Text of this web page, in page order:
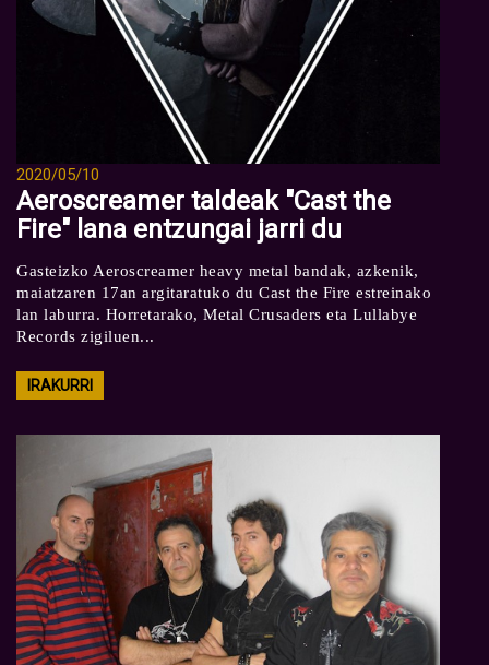
2020/05/10
Aeroscreamer taldeak "Cast the
Fire" lana entzungai jarri du
Gasteizko Aeroscreamer heavy metal bandak, azkenik,
maiatzaren 17an argitaratuko du Cast the Fire estreinako
lan laburra. Horretarako, Metal Crusaders eta Lullabye
Records zigiluen...
IRAKURRI